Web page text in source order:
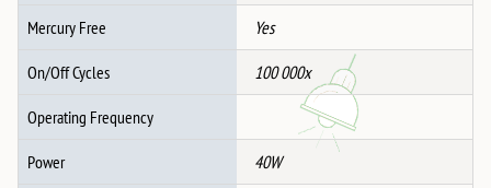
Mercury Free Yes
On/Off Cycles 100 000x
Operating Frequency
Power 40W